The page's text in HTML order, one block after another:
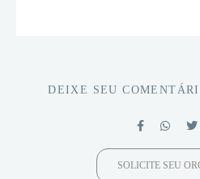
DEIXE SEU
SOLICITE SEU